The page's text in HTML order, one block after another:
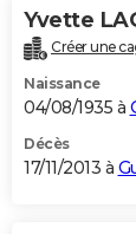
Yvette
Créer une
Naissance
04/08/1935 à
Décès
17/11/2013 à